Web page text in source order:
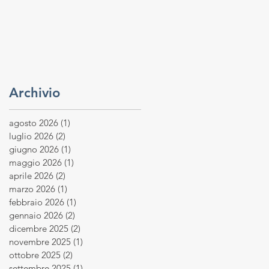
Archivio
agosto 2026 (1)
luglio 2026 (2)
giugno 2026 (1)
maggio 2026 (1)
aprile 2026 (2)
marzo 2026 (1)
febbraio 2026 (1)
gennaio 2026 (2)
dicembre 2025 (2)
novembre 2025 (1)
ottobre 2025 (2)